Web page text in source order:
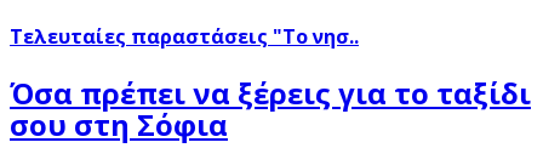
Τελευταίες παραστάσεις "Το νησ..
Όσα πρέπει να ξέρεις για το ταξίδι
σου στη Σόφια